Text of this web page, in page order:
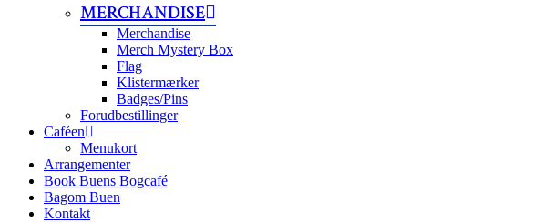
MERCHANDISE
Merchandise
Merch Mystery Box
Flag
Klistermærker
Badges/Pins
Forudbestillinger
Caféen
Menukort
Arrangementer
Book Buens Bogcafé
Bagom Buen
Kontakt